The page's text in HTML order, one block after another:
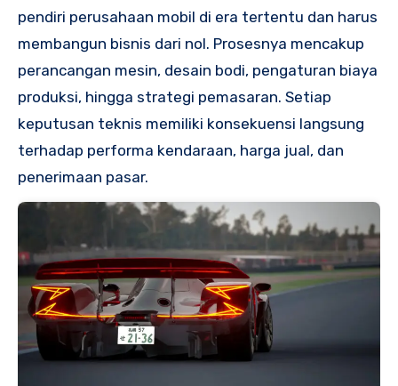
pendiri perusahaan mobil di era tertentu dan harus
membangun bisnis dari nol. Prosesnya mencakup
perancangan mesin, desain bodi, pengaturan biaya
produksi, hingga strategi pemasaran. Setiap
keputusan teknis memiliki konsekuensi langsung
terhadap performa kendaraan, harga jual, dan
penerimaan pasar.